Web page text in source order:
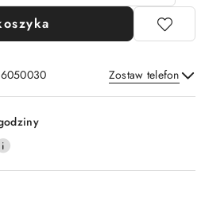
Zostaw telefon
Wyślij